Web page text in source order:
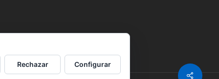
Share
Rechazar Configurar